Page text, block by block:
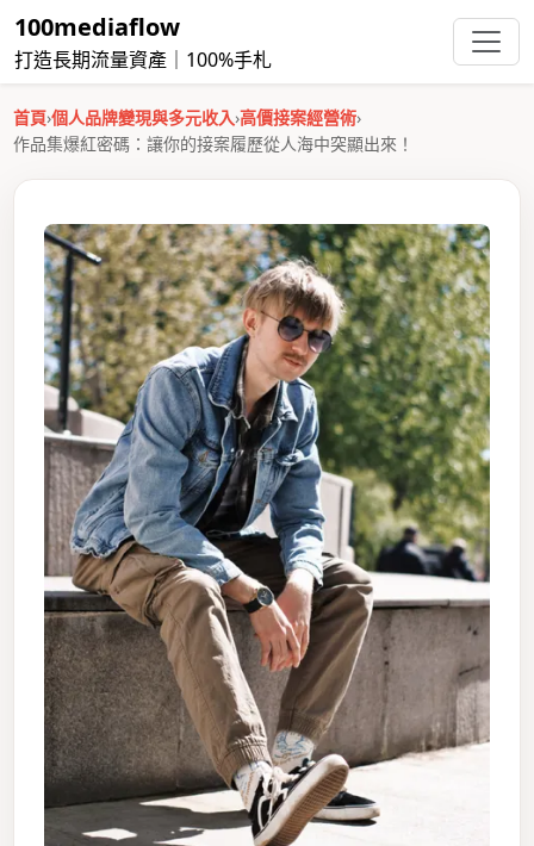
100mediaflow
打造長期流量資產｜100%手札
首頁›個人品牌變現與多元收入›高價接案經營術›
作品集爆紅密碼：讓你的接案履歷從人海中突顯出來！